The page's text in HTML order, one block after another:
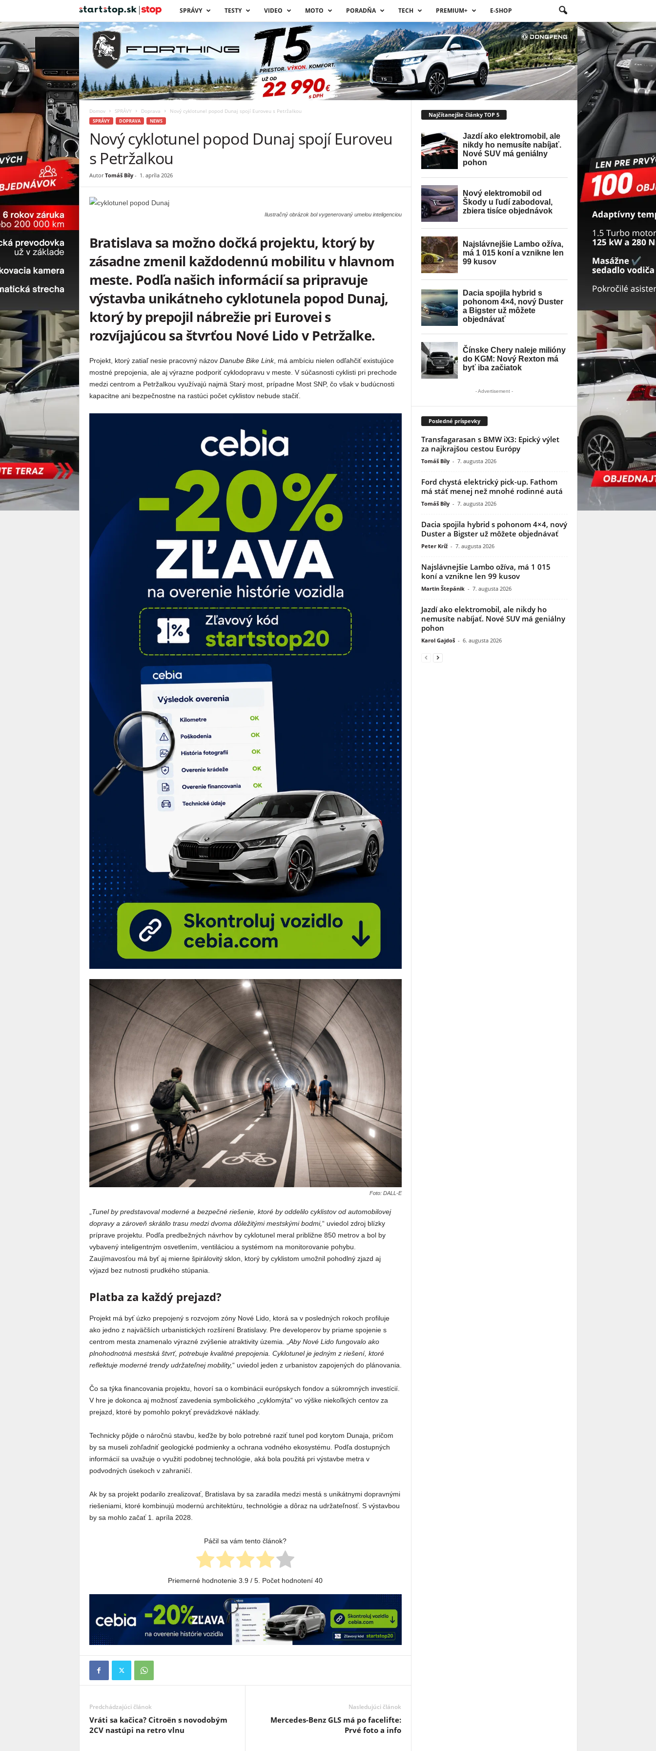
a
r
t
SPRÁVY TESTY VIDEO MOTO PORADŇA TECH PREMIUM+ E-SHOP
Domov SPRÁVY Doprava Nový cyklotunel popod Dunaj spojí Euroveu s Petržalkou
SPRÁVY DOPRAVA NEWS
Nový cyklotunel popod Dunaj spojí Euroveu
s Petržalkou
Autor Tomáš Bíly- 1. apríla 2026
Ilustračný obrázok bol vygenerovaný umelou inteligenciou
Bratislava sa možno dočká projektu, ktorý by
zásadne zmenil každodennú mobilitu v hlavnom
meste. Podľa našich informácií sa pripravuje
výstavba unikátneho cyklotunela popod Dunaj,
ktorý by prepojil nábrežie pri Eurovei s
rozvíjajúcou sa štvrťou Nové Lido v Petržalke.
Projekt, ktorý zatiaľ nesie pracovný názov Danube Bike Link, má ambíciu nielen odľahčiť existujúce
mostné prepojenia, ale aj výrazne podporiť cyklodopravu v meste. V súčasnosti cyklisti pri prechode
medzi centrom a Petržalkou využívajú najmä Starý most, prípadne Most SNP, čo však v budúcnosti
kapacitne ani bezpečnostne na rastúci počet cyklistov nebude stačiť.
Foto: DALL-E
„Tunel by predstavoval moderné a bezpečné riešenie, ktoré by oddelilo cyklistov od automobilovej
dopravy a zároveň skrátilo trasu medzi dvoma dôležitými mestskými bodmi,“ uviedol zdroj blízky
príprave projektu. Podľa predbežných návrhov by cyklotunel meral približne 850 metrov a bol by
vybavený inteligentným osvetlením, ventiláciou a systémom na monitorovanie pohybu.
Zaujímavosťou má byť aj mierne špirálovitý sklon, ktorý by cyklistom umožnil pohodlný zjazd aj
výjazd bez nutnosti prudkého stúpania.
Platba za každý prejazd?
Projekt má byť úzko prepojený s rozvojom zóny Nové Lido, ktorá sa v posledných rokoch profiluje
ako jedno z najväčších urbanistických rozšírení Bratislavy. Pre developerov by priame spojenie s
centrom mesta znamenalo výrazné zvýšenie atraktivity územia. „Aby Nové Lido fungovalo ako
plnohodnotná mestská štvrť, potrebuje kvalitné prepojenia. Cyklotunel je jedným z riešení, ktoré
reflektuje moderné trendy udržateľnej mobility,“ uviedol jeden z urbanistov zapojených do plánovania.
Čo sa týka financovania projektu, hovorí sa o kombinácii európskych fondov a súkromných investícií.
V hre je dokonca aj možnosť zavedenia symbolického „cyklomýta“ vo výške niekoľkých centov za
prejazd, ktoré by pomohlo pokryť prevádzkové náklady.
Technicky pôjde o náročnú stavbu, keďže by bolo potrebné raziť tunel pod korytom Dunaja, pričom
by sa museli zohľadniť geologické podmienky a ochrana vodného ekosystému. Podľa dostupných
informácií sa uvažuje o využití podobnej technológie, aká bola použitá pri výstavbe metra v
podvodných úsekoch v zahraničí.
Ak by sa projekt podarilo zrealizovať, Bratislava by sa zaradila medzi mestá s unikátnymi dopravnými
riešeniami, ktoré kombinujú modernú architektúru, technológie a dôraz na udržateľnosť. S výstavbou
by sa mohlo začať 1. apríla 2028.
Páčil sa vám tento článok?
Priemerné hodnotenie 3.9 / 5. Počet hodnotení 40
Predchádzajúci článok
Vráti sa kačica? Citroën s novodobým
2CV nastúpi na retro vlnu
Nasledujúci článok
Mercedes-Benz GLS má po facelifte:
Prvé foto a info
Najčítanejšie články TOP 5
- Advertisement -
Posledné príspevky
Transfagarasan s BMW iX3: Epický výlet
za najkrajšou cestou Európy
Tomáš Bíly - 7. augusta 2026
Ford chystá elektrický pick-up. Fathom
má stáť menej než mnohé rodinné autá
Tomáš Bíly - 7. augusta 2026
Dacia spojila hybrid s pohonom 4×4, nový
Duster a Bigster už môžete objednávať
Peter Kríž - 7. augusta 2026
Najslávnejšie Lambo ožíva, má 1 015
koní a vznikne len 99 kusov
Martin Štepánik - 7. augusta 2026
Jazdí ako elektromobil, ale nikdy ho
nemusíte nabíjať. Nové SUV má geniálny
pohon
Karol Gajdoš - 6. augusta 2026